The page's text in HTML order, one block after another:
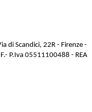
di Scandici, 22R - Firenze -
P.Iva 05511100488 - REA